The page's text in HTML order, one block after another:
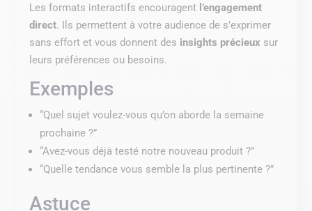
Les formats interactifs encouragent l’engagement
direct. Ils permettent à votre audience de s’exprimer
sans effort et vous donnent des insights précieux sur
leurs préférences ou besoins.
Exemples
“Quel sujet voulez-vous qu’on aborde la semaine
prochaine ?”
“Avez-vous déjà testé notre nouveau produit ?”
“Quelle tendance vous semble la plus pertinente ?”
Astuce